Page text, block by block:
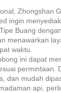
Zhongshan
ingin
Buang
menawarkan
waktu.
ini dapat
permintaan.
dan mudah
api,